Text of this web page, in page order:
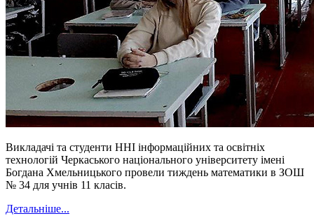
Викладачі та студенти ННІ інформаційних та освітніх
технологій Черкаського національного університету імені
Богдана Хмельницького провели тиждень математики в ЗОШ
№ 34 для учнів 11 класів.
Детальніше...